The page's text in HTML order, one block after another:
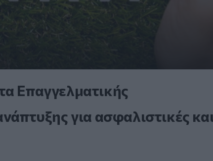
Επαγγελματικής
για ασφαλιστικές